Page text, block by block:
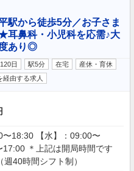
駅から徒歩5分／お子さま
耳鼻科・小児科を応需♪大
あり◎
日 駅5分 在宅
産休・育休
経由する求人
〜18:30 【水】：09:00〜
＊上記は開局時間です
40時間シフト制）